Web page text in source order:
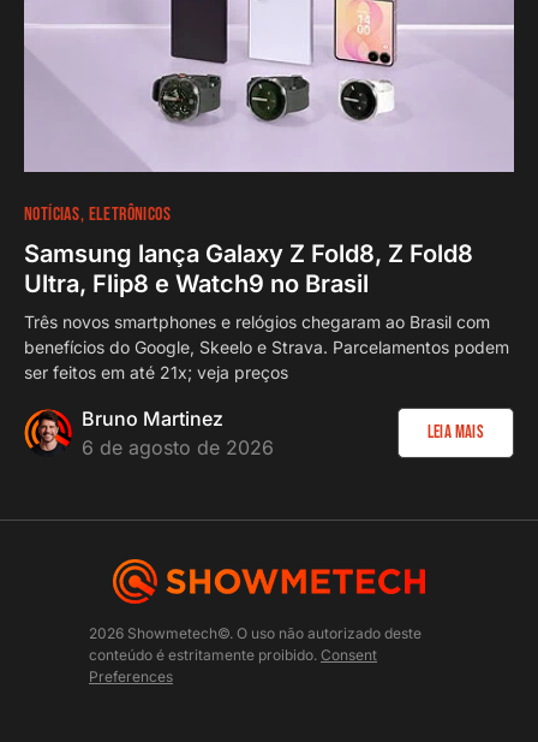
NOTÍCIAS ELETRÔNICOS
Samsung lança Galaxy Z Fold8, Z Fold8
Ultra, Flip8 e Watch9 no Brasil
Três novos smartphones e relógios chegaram ao Brasil com
benefícios do Google, Skeelo e Strava. Parcelamentos podem
ser feitos em até 21x; veja preços
Bruno Martinez
6 de agosto de 2026
Leia Mais
2026 Showmetech©. O uso não autorizado deste
conteúdo é estritamente proibido. Consent
Preferences